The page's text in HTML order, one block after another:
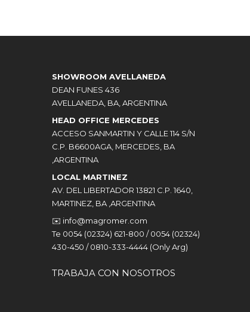
SHOWROOM AVELLANEDA
DEAN FUNES 436
AVELLANEDA, BA, ARGENTINA
HEAD OFFICE MERCEDES
ACCESO SANMARTIN Y CALLE 114 S/N
C.P. B6600AGA, MERCEDES, BA
,ARGENTINA
LOCAL MARTINEZ
AV. DEL LIBERTADOR 13821 C.P. 1640,
MARTINEZ, BA ,ARGENTINA
✉️ info@magromer.com
Te 0054 (02324) 621-800 / 0054 (02324)
430-450 / 0810-333-4444 (Only Arg)
TRABAJA CON NOSOTROS